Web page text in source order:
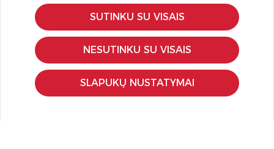
KLIENTŲ APTARNAVIMAS
Pirkimo – pardavimo taisyklės
Pristatymas ir grąžinimas
Apmokėjimo būdai
Kokybės ir saugumo standartai
Privatumo taisyklės
SUTINKU SU VISAIS
NESUTINKU SU VISAIS
SLAPUKŲ NUSTATYMAI